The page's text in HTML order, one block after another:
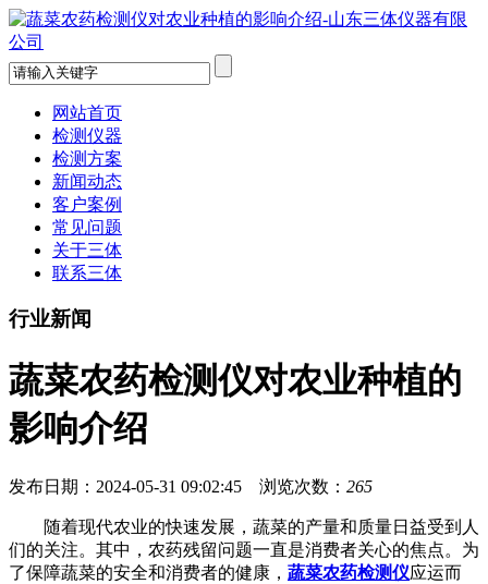
网站首页
检测仪器
检测方案
新闻动态
客户案例
常见问题
关于三体
联系三体
行业新闻
蔬菜农药检测仪对农业种植的
影响介绍
发布日期：2024-05-31 09:02:45 浏览次数： 265
随着现代农业的快速发展，蔬菜的产量和质量日益受到人
们的关注。其中，农药残留问题一直是消费者关心的焦点。为
了保障蔬菜的安全和消费者的健康， 蔬菜农药检测仪应运而